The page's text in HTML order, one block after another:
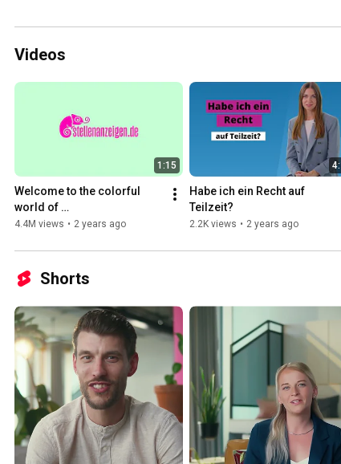
Videos
1:15
Welcome to the colorful
world of
stellenanzeigen.de! 🌈 |
4.4M views • 2 years ago
Habe ich ein Recht auf
Teilzeit?
2.2K views • 2 years ago
Shorts